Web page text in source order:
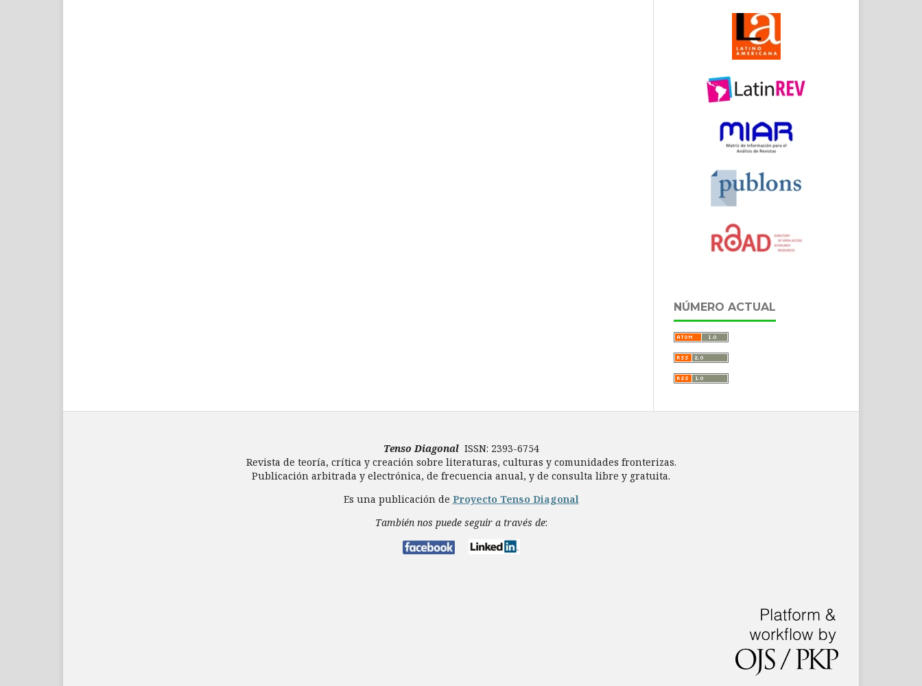
NÚMERO ACTUAL
Tenso Diagonal ISSN: 2393-6754
Revista de teoría, crítica y creación sobre literaturas, culturas y comunidades fronterizas.
Publicación arbitrada y electrónica, de frecuencia anual, y de consulta libre y gratuita.
Es una publicación de Proyecto Tenso Diagonal
También nos puede seguir a través de: